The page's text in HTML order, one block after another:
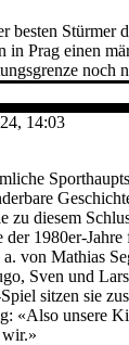
besten Stürmer
in Prag einen
noch
14:03
zu diesem
1980er-Jahre
von Mathias
Sven und
sitzen sie
«Also unsere